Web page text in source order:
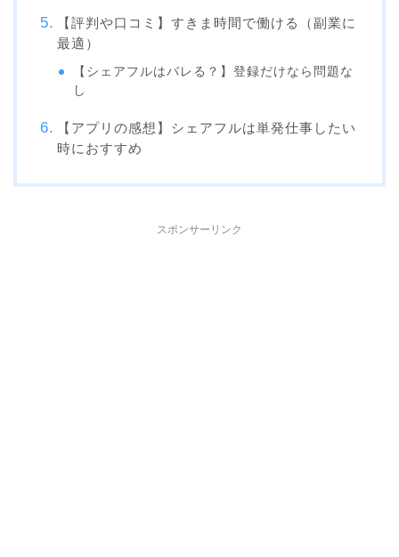
【評判や口コミ】すきま時間で働ける（副業に
最適）
【シェアフルはバレる？】登録だけなら問題な
し
【アプリの感想】シェアフルは単発仕事したい
時におすすめ
スポンサーリンク